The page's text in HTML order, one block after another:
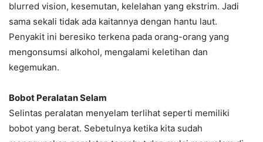
blurred vision, kesemutan, kelelahan yang ekstrim. Jadi
sama sekali tidak ada kaitannya dengan hantu laut.
Penyakit ini beresiko terkena pada orang-orang yang
mengonsumsi alkohol, mengalami keletihan dan
kegemukan.
Bobot Peralatan Selam
Selintas peralatan menyelam terlihat seperti memiliki
bobot yang berat. Sebetulnya ketika kita sudah